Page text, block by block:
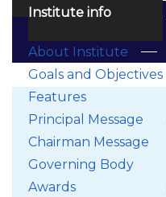
Institute info
About Institute
Goals and Objectives
Features
Principal Message
Chairman Message
Governing Body
Awards